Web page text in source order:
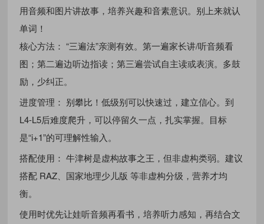
用音频和图片讲故事，培养兴趣和音素意识。别上来就认
单词！
核心方法： “三遍法”亲测有效。第一遍家长讲/听音频看
图；第二遍边听边指读；第三遍尝试自主读或表演。多鼓
励，少纠正。
进度管理： 别攀比！低级别可以快速过，建立信心。到
L4-L5后难度爬升，可以停留久一点，扎实掌握。目标
是“i+1”的可理解性输入。
搭配使用： 牛津树是虚构故事之王，但非虚构类弱。建议
搭配 RAZ、国家地理少儿版 等非虚构分级，营养才均
衡。
使用时优先让娃听音频再看书，培养听力感知，再结合文